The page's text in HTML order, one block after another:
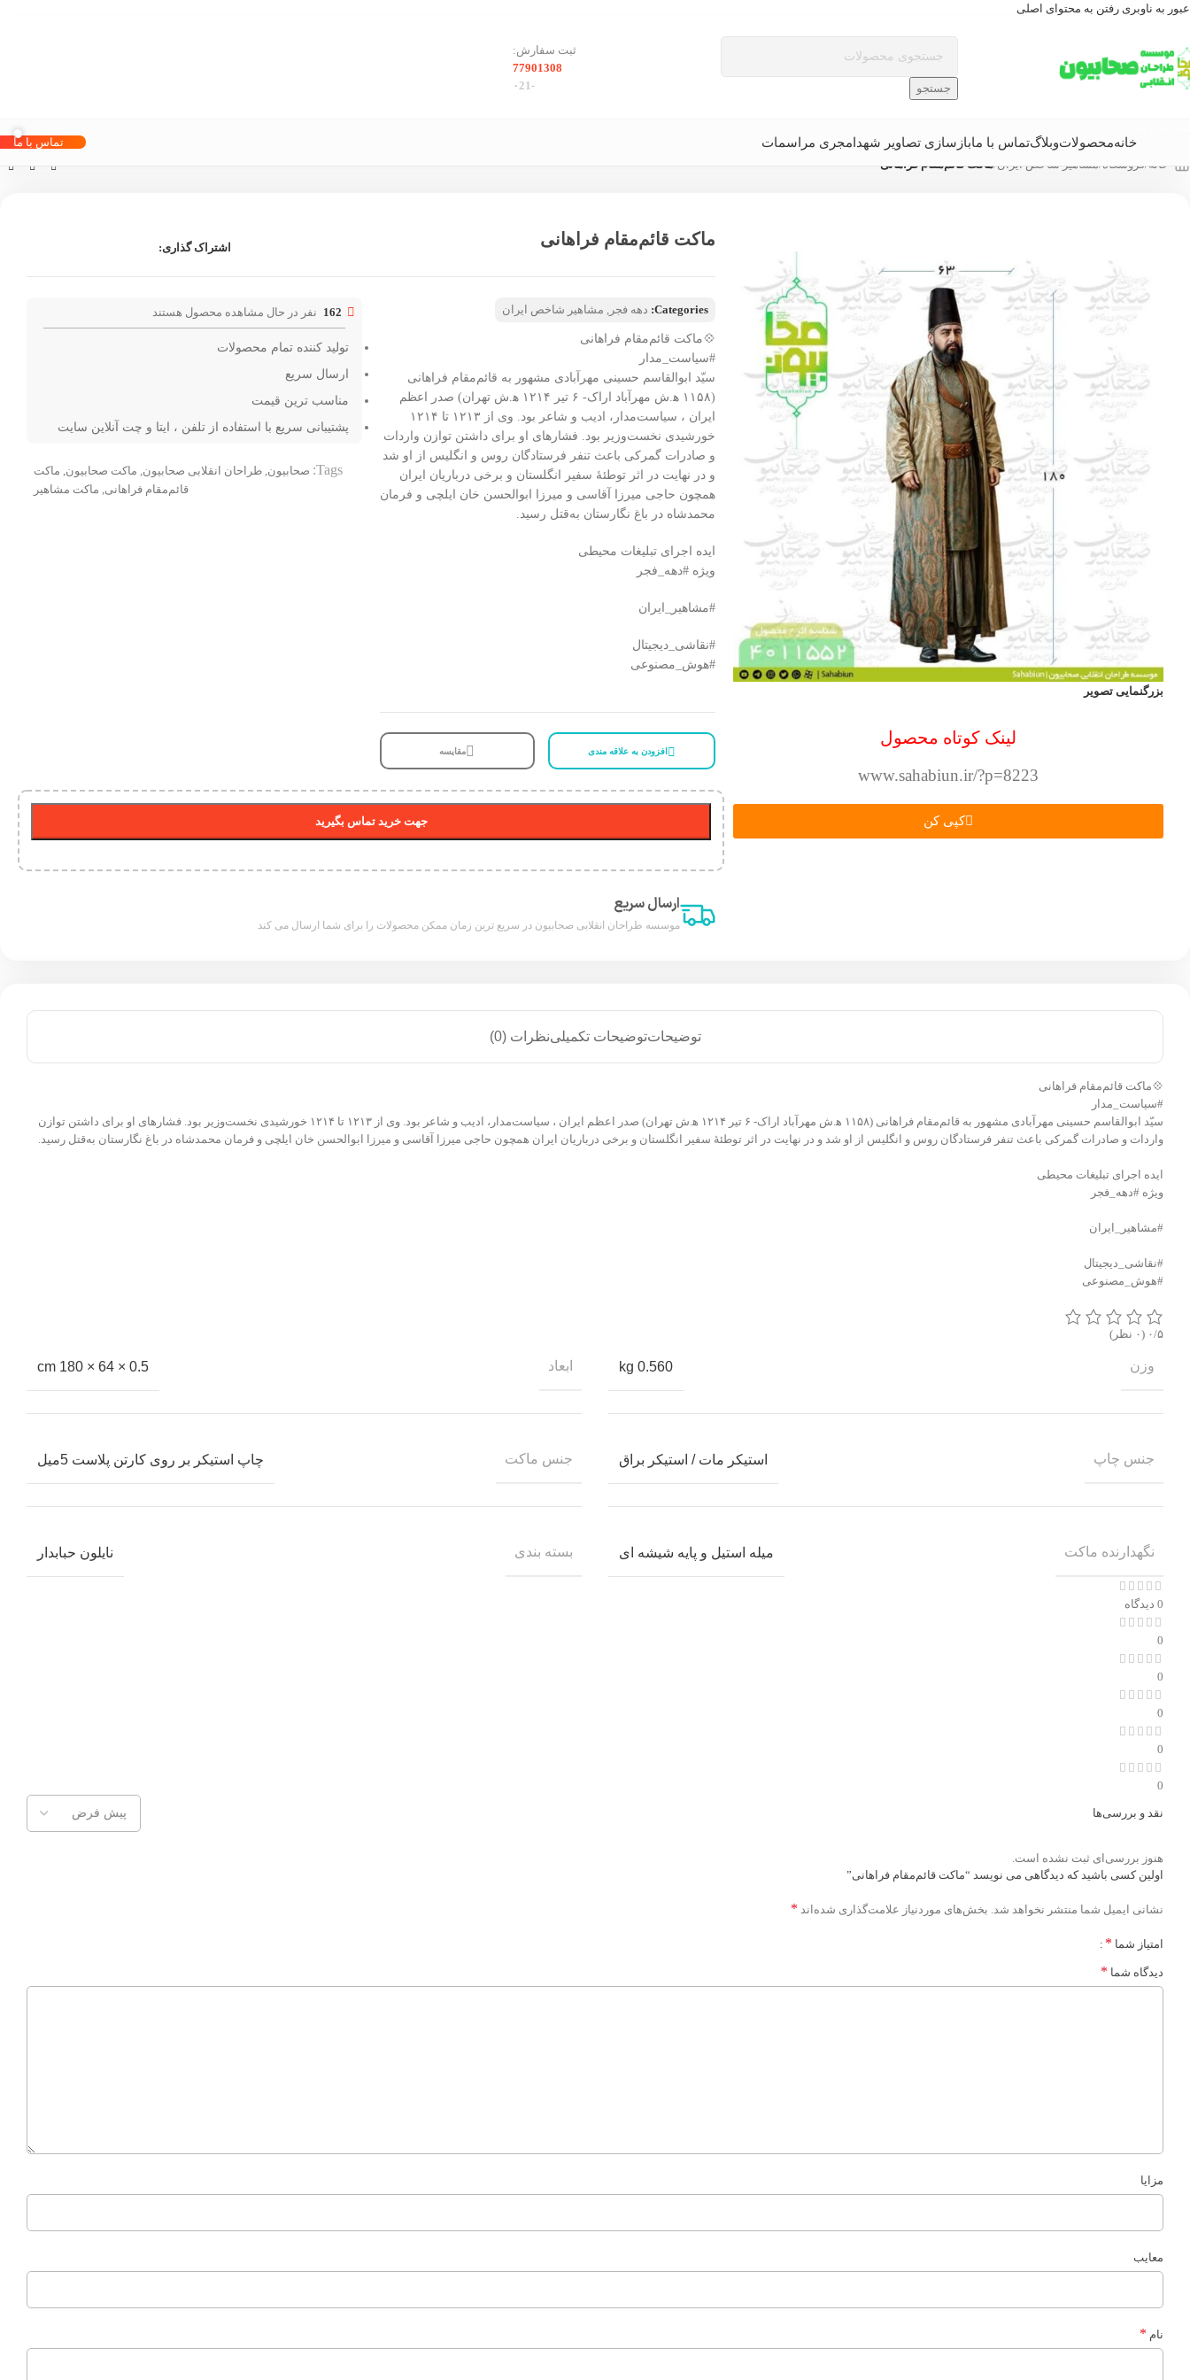
عبور به ناوبری رفتن به محتوای اصلی
جستجو
ثبت سفارش:
77901308
-۰21
خانهمحصولاتوبلاگتماس با مابازسازی تصاویر شهدامجری مراسمات
تماس با ما
خانه /فروشگاه /مشاهیر شاخص ایران /ماکت قائم‌مقام فراهانی
بزرگنمایی تصویر
لینک کوتاه محصول
www.sahabiun.ir/?p=8223
کپی کن
ماکت قائم‌مقام فراهانی اشتراک گذاری:
Categories: دهه فجر , مشاهیر شاخص ایران
💠ماکت قائم‌مقام فراهانی
#سیاست_مدار
سیّد ابوالقاسم حسینی مهرآبادی مشهور به قائم‌مقام فراهانی
(۱۱۵۸ ه‍.ش مهرآباد اراک- ۶ تیر ۱۲۱۴ ه‍.ش تهران) صدر اعظم
ایران ، سیاست‌مدار، ادیب و شاعر بود. وی از ۱۲۱۳ تا ۱۲۱۴
خورشیدی نخست‌وزیر بود. فشارهای او برای داشتن توازن واردات
و صادرات گمرکی باعث تنفر فرستادگان روس و انگلیس از او شد
و در نهایت در اثر توطئهٔ سفیر انگلستان و برخی درباریان ایران
همچون حاجی میرزا آقاسی و میرزا ابوالحسن خان ایلچی و فرمان
محمدشاه در باغ نگارستان به‌قتل رسید.
ایده اجرای تبلیغات محیطی
ویژه #دهه_فجر
#مشاهیر_ایران
#نقاشی_دیجیتال
#هوش_مصنوعی
افزودن به علاقه مندی مقایسه
162 نفر در حال مشاهده محصول هستند
تولید کننده تمام محصولات
ارسال سریع
مناسب ترین قیمت
پشتیبانی سریع با استفاده از تلفن ، ایتا و چت آنلاین سایت
Tags: صحابیون, طراحان انقلابی صحابیون, ماکت صحابیون, ماکت
قائم‌مقام فراهانی, ماکت مشاهیر
جهت خرید تماس بگیرید
ارسال سریع
موسسه طراحان انقلابی صحابیون در سریع ترین زمان ممکن محصولات را برای شما ارسال می کند
توضیحاتتوضیحات تکمیلینظرات (0)
💠ماکت قائم‌مقام فراهانی
#سیاست_مدار
سیّد ابوالقاسم حسینی مهرآبادی مشهور به قائم‌مقام فراهانی (۱۱۵۸ ه‍.ش مهرآباد اراک- ۶ تیر ۱۲۱۴ ه‍.ش تهران) صدر اعظم ایران ، سیاست‌مدار، ادیب و شاعر بود. وی از ۱۲۱۳ تا ۱۲۱۴ خورشیدی نخست‌وزیر بود. فشارهای او برای داشتن توازن
واردات و صادرات گمرکی باعث تنفر فرستادگان روس و انگلیس از او شد و در نهایت در اثر توطئهٔ سفیر انگلستان و برخی درباریان ایران همچون حاجی میرزا آقاسی و میرزا ابوالحسن خان ایلچی و فرمان محمدشاه در باغ نگارستان به‌قتل رسید.
ایده اجرای تبلیغات محیطی
ویژه #دهه_فجر
#مشاهیر_ایران
#نقاشی_دیجیتال
#هوش_مصنوعی
‫۰/۵ ‫(۰ نظر)
وزن 0.560 kg ابعاد 0.5 × 64 × 180 cm
جنس چاپ استیکر مات / استیکر براق جنس ماکت چاپ استیکر بر روی کارتن پلاست 5میل
نگهدارنده ماکت میله استیل و پایه شیشه ای بسته بندی نایلون حبابدار
0 دیدگاه
0
0
0
0
0
نقد و بررسی‌ها
هنوز بررسی‌ای ثبت نشده است.
اولین کسی باشید که دیدگاهی می نویسد “ماکت قائم‌مقام فراهانی”
نشانی ایمیل شما منتشر نخواهد شد. بخش‌های موردنیاز علامت‌گذاری شده‌اند *
امتیاز شما *
دیدگاه شما *
مزایا
معایب
نام *